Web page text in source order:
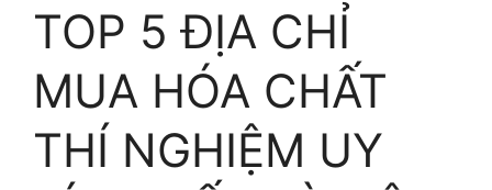
TOP 5 ĐỊA CHỈ
MUA HÓA CHẤT
THÍ NGHIỆM UY